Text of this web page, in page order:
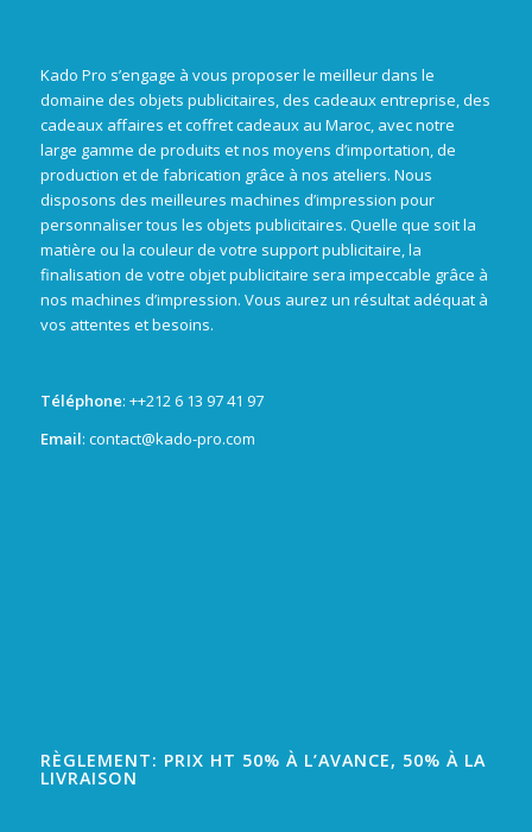
Kado Pro s’engage à vous proposer le meilleur dans le
domaine des objets publicitaires, des cadeaux entreprise, des
cadeaux affaires et coffret cadeaux au Maroc, avec notre
large gamme de produits et nos moyens d’importation, de
production et de fabrication grâce à nos ateliers. Nous
disposons des meilleures machines d’impression pour
personnaliser tous les objets publicitaires. Quelle que soit la
matière ou la couleur de votre support publicitaire, la
finalisation de votre objet publicitaire sera impeccable grâce à
nos machines d’impression. Vous aurez un résultat adéquat à
vos attentes et besoins.
Téléphone: ++212 6 13 97 41 97
Email: contact@kado-pro.com
RÈGLEMENT: PRIX HT 50% À L’AVANCE, 50% À LA
LIVRAISON